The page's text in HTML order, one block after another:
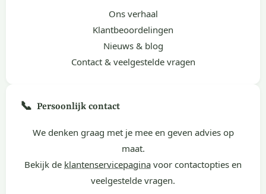
Ons verhaal
Klantbeoordelingen
Nieuws & blog
Contact & veelgestelde vragen
📞 Persoonlijk contact
We denken graag met je mee en geven advies op
maat.
Bekijk de klantenservicepagina voor contactopties en
veelgestelde vragen.